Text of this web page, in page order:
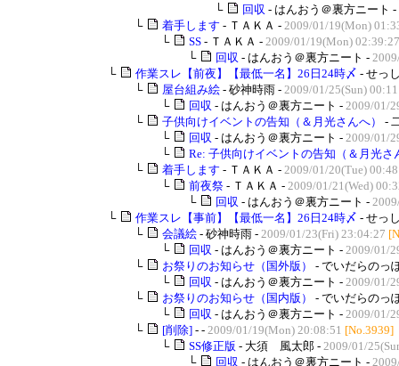
└
回収 - はんおう＠裏方ニート -
└
着手します - ＴＡＫＡ - 2009/01/19(Mon)
└
SS - ＴＡＫＡ - 2009/01/19(Mon) 02:39:27
└
回収 - はんおう＠裏方ニート -
└
作業スレ【前夜】【最低一名】26日24時〆 - せっ
└
屋台組み絵 - 砂神時雨 - 2009/01/25(Sun)
└
回収 - はんおう＠裏方ニート - 2009/01/
└
子供向けイベントの告知（＆月光さんへ）
-
└
回収 - はんおう＠裏方ニート - 2009/01/
└
Re: 子供向けイベントの告知（＆月光さ
└
着手します - ＴＡＫＡ - 2009/01/20(Tue)
└
前夜祭 - ＴＡＫＡ - 2009/01/21(Wed)
└
回収 - はんおう＠裏方ニート -
└
作業スレ【事前】【最低一名】26日24時〆 - せっ
└
会議絵 - 砂神時雨 - 2009/01/23(Fri) 23:04:27
└
回収 - はんおう＠裏方ニート - 2009/01/
└
お祭りのお知らせ（国外版）
- でいだらのっ
└
回収 - はんおう＠裏方ニート - 2009/01/
└
お祭りのお知らせ（国内版）
- でいだらのっ
└
回収 - はんおう＠裏方ニート - 2009/01/
└
[削除] - - 2009/01/19(Mon) 20:08:51 [No.3939]
└
SS修正版 - 大須 風太郎 - 2009/01/
└
回収 - はんおう＠裏方ニート -